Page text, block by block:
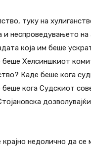
туку на
и неспроведувањето
која им беше
беше Хелсиншкиот
Каде беше кога
кога Судскиот
крајно недолично да